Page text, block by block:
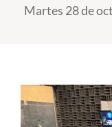
Admisión
Formación Continua
Martes 28 de